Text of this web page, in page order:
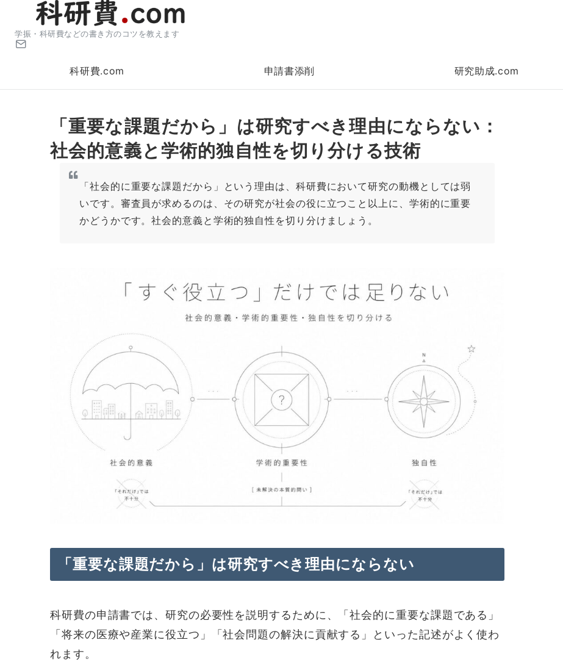
学振・科研費などの書き方のコツを教えます
科研費.com 申請書添削 研究助成.com
「重要な課題だから」は研究すべき理由にならない：
社会的意義と学術的独自性を切り分ける技術
「社会的に重要な課題だから」という理由は、科研費において研究の動機としては弱
いです。審査員が求めるのは、その研究が社会の役に立つこと以上に、学術的に重要
かどうかです。社会的意義と学術的独自性を切り分けましょう。
「重要な課題だから」は研究すべき理由にならない
科研費の申請書では、研究の必要性を説明するために、「社会的に重要な課題である」
「将来の医療や産業に役立つ」「社会問題の解決に貢献する」といった記述がよく使わ
れます。